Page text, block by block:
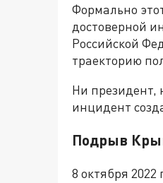
Формально
достоверной
Российской
траекторию
Ни президент,
инцидент
Подрыв
8 октября